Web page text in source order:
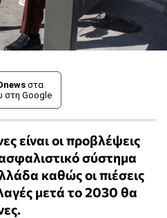
στα
στη Google
είναι οι προβλέψεις
σύστημα
καθώς οι πιέσεις
μετά το 2030 θα